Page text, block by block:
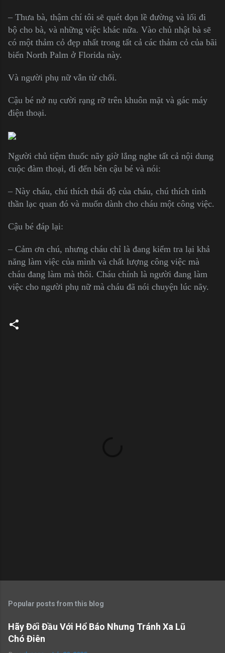
– Thưa bà, thậm chí tôi sẽ quét dọn lề đường và lối đi
bộ cho bà, và những việc khác nữa. Vào chủ nhật bà sẽ
có một thảm cỏ đẹp nhất trong tất cả các thảm cỏ của bãi
biển North Palm ở Florida này.
Và người phụ nữ vẫn từ chối.
Cậu bé nở nụ cười rạng rỡ trên khuôn mặt và gác máy
điện thoại.
Người chủ tiệm thuốc nãy giờ lắng nghe tất cả nội dung
cuộc đàm thoại, đi đến bên cậu bé và nói:
– Này cháu, chú thích thái độ của cháu, chú thích tinh
thần lạc quan đó và muốn dành cho cháu một công việc.
Cậu bé đáp lại:
– Cảm ơn chú, nhưng cháu chỉ là đang kiểm tra lại khả
năng làm việc của mình và chất lượng công việc mà
cháu đang làm mà thôi. Cháu chính là người đang làm
việc cho người phụ nữ mà cháu đã nói chuyện lúc nãy.
Popular posts from this blog
Hãy Đối Đầu Với Hổ Báo Nhưng Tránh Xa Lũ
Chó Điên